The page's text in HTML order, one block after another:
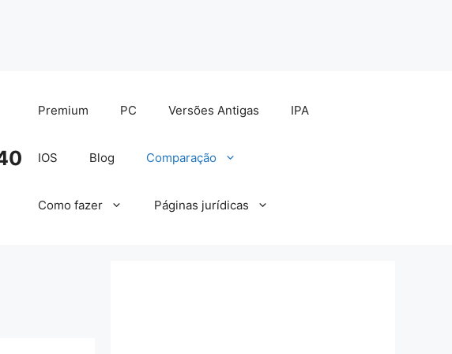
Premium PC Versões Antigas IPA
IOS Blog Comparação
Como fazer Páginas jurídicas